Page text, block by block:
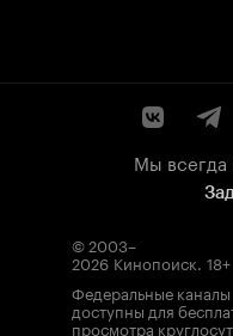
Мы всегда
© 2003–
2026 Кинопоиск. 18+
Федеральные каналы
доступны для
просмотра